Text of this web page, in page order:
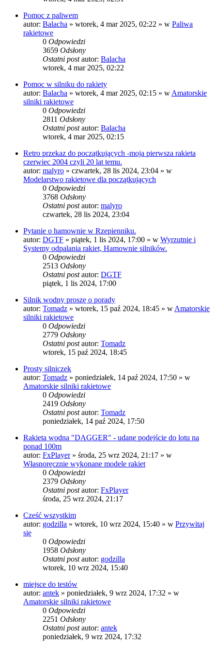
Pomoc z paliwem
autor: Balacha » wtorek, 4 mar 2025, 02:22 » w Paliwa
rakietowe
0 Odpowiedzi
3659 Odsłony
Ostatni postautor: Balacha
wtorek, 4 mar 2025, 02:22
Pomoc w silniku do rakiety
autor: Balacha » wtorek, 4 mar 2025, 02:15 » w Amatorskie
silniki rakietowe
0 Odpowiedzi
2811 Odsłony
Ostatni postautor: Balacha
wtorek, 4 mar 2025, 02:15
Retro przekaz do początkujących -moja pierwsza rakieta
czerwiec 2004 czyli 20 lat temu.
autor: malyro » czwartek, 28 lis 2024, 23:04 » w
Modelarstwo rakietowe dla początkujących
0 Odpowiedzi
3768 Odsłony
Ostatni postautor: malyro
czwartek, 28 lis 2024, 23:04
Pytanie o hamownie w Rzepienniku.
autor: DGTF » piątek, 1 lis 2024, 17:00 » w Wyrzutnie i
Systemy odpalania rakiet, Hamownie silników.
0 Odpowiedzi
2513 Odsłony
Ostatni postautor: DGTF
piątek, 1 lis 2024, 17:00
Silnik wodny proszę o porady
autor: Tomadz » wtorek, 15 paź 2024, 18:45 » w Amatorskie
silniki rakietowe
0 Odpowiedzi
2779 Odsłony
Ostatni postautor: Tomadz
wtorek, 15 paź 2024, 18:45
Prosty silniczek
autor: Tomadz » poniedziałek, 14 paź 2024, 17:50 » w
Amatorskie silniki rakietowe
0 Odpowiedzi
2419 Odsłony
Ostatni postautor: Tomadz
poniedziałek, 14 paź 2024, 17:50
Rakieta wodna "DAGGER" - udane podejście do lotu na
ponad 100m
autor: FxPlayer» środa, 25 wrz 2024, 21:17 » w
Własnoręcznie wykonane modele rakiet
0 Odpowiedzi
2379 Odsłony
Ostatni postautor: FxPlayer
środa, 25 wrz 2024, 21:17
Cześć wszystkim
autor: godzilla » wtorek, 10 wrz 2024, 15:40 » w Przywitaj
się
0 Odpowiedzi
1958 Odsłony
Ostatni postautor: godzilla
wtorek, 10 wrz 2024, 15:40
miejsce do testów
autor: antek » poniedziałek, 9 wrz 2024, 17:32 » w
Amatorskie silniki rakietowe
0 Odpowiedzi
2251 Odsłony
Ostatni postautor: antek
poniedziałek, 9 wrz 2024, 17:32